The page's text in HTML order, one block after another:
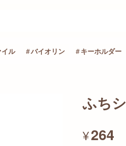
ル バイオリン キーホルダー
ふち
¥264